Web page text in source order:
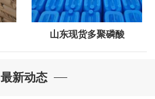
山东现货多聚磷酸
最新动态